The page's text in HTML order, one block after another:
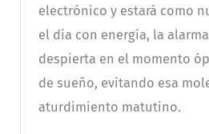
electrónico y estará como
el día con energía, la
despierta en el momento
de sueño, evitando esa
aturdimiento matutino.